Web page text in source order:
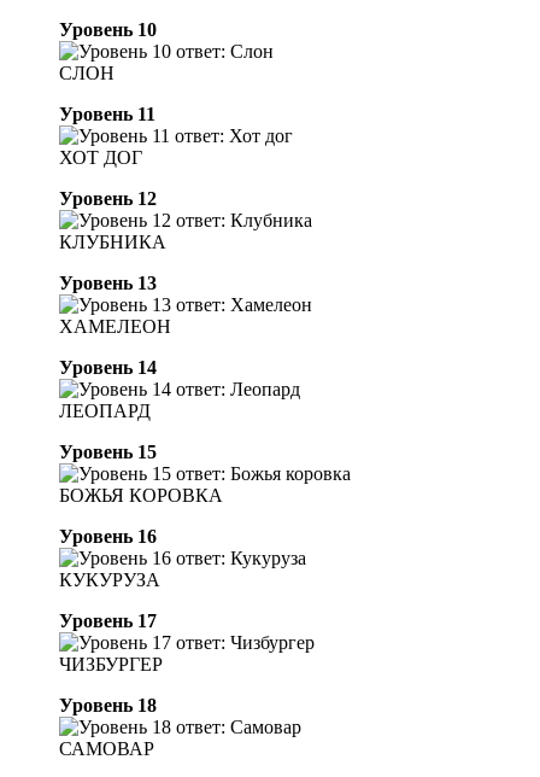
Уровень 10
СЛОН
Уровень 11
ХОТ ДОГ
Уровень 12
КЛУБНИКА
Уровень 13
ХАМЕЛЕОН
Уровень 14
ЛЕОПАРД
Уровень 15
БОЖЬЯ КОРОВКА
Уровень 16
КУКУРУЗА
Уровень 17
ЧИЗБУРГЕР
Уровень 18
САМОВАР